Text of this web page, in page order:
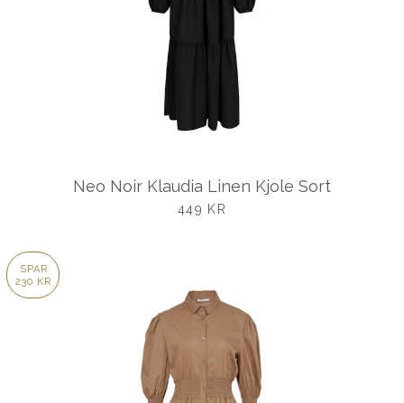
Neo Noir Klaudia Linen Kjole Sort
UDSALGSPRIS
449 KR
SPAR
230 KR